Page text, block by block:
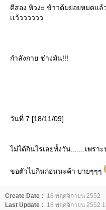
ตีสอง หิวง่ะ ข้าวต้มย่อยหมดแ
เเว้วววววว
กำลังกาย ช่างมัน!!!
วันที่ 7 [18/11/09]
ไม่ได้กินไรเลยทั้งวัน.......เพรา
ขอตัวไปกินก่อนนะค้า บายๆๆๆ
Create Date :
18 พฤศจิกายน 2552
Last Update :
18 พฤศจิกายน 2552